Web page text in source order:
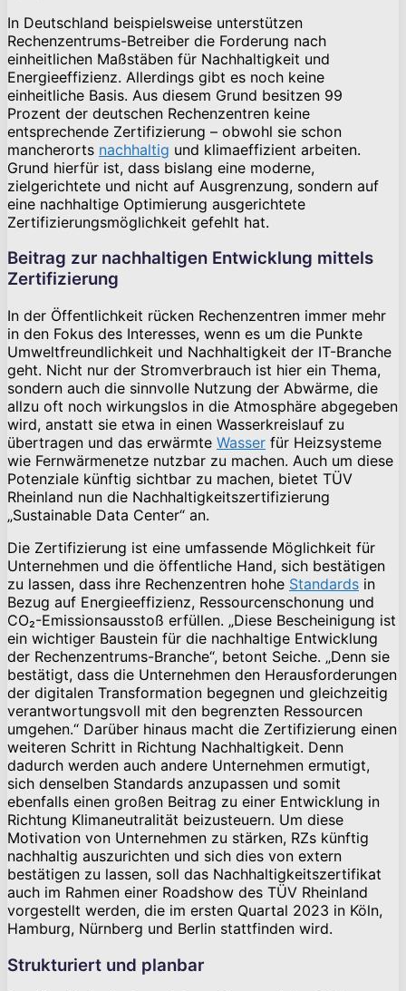
In Deutschland beispielsweise unterstützen
Rechenzentrums-Betreiber die Forderung nach
einheitlichen Maßstäben für Nachhaltigkeit und
Energieeffizienz. Allerdings gibt es noch keine
einheitliche Basis. Aus diesem Grund besitzen 99
Prozent der deutschen Rechenzentren keine
entsprechende Zertifizierung – obwohl sie schon
mancherorts nachhaltig und klimaeffizient arbeiten.
Grund hierfür ist, dass bislang eine moderne,
zielgerichtete und nicht auf Ausgrenzung, sondern auf
eine nachhaltige Optimierung ausgerichtete
Zertifizierungsmöglichkeit gefehlt hat.
Beitrag zur nachhaltigen Entwicklung mittels
Zertifizierung
In der Öffentlichkeit rücken Rechenzentren immer mehr
in den Fokus des Interesses, wenn es um die Punkte
Umweltfreundlichkeit und Nachhaltigkeit der IT-Branche
geht. Nicht nur der Stromverbrauch ist hier ein Thema,
sondern auch die sinnvolle Nutzung der Abwärme, die
allzu oft noch wirkungslos in die Atmosphäre abgegeben
wird, anstatt sie etwa in einen Wasserkreislauf zu
übertragen und das erwärmte Wasser für Heizsysteme
wie Fernwärmenetze nutzbar zu machen. Auch um diese
Potenziale künftig sichtbar zu machen, bietet TÜV
Rheinland nun die Nachhaltigkeitszertifizierung
„Sustainable Data Center“ an.
Die Zertifizierung ist eine umfassende Möglichkeit für
Unternehmen und die öffentliche Hand, sich bestätigen
zu lassen, dass ihre Rechenzentren hohe Standards in
Bezug auf Energieeffizienz, Ressourcenschonung und
CO₂-Emissionsausstoß erfüllen. „Diese Bescheinigung ist
ein wichtiger Baustein für die nachhaltige Entwicklung
der Rechenzentrums-Branche“, betont Seiche. „Denn sie
bestätigt, dass die Unternehmen den Herausforderungen
der digitalen Transformation begegnen und gleichzeitig
verantwortungsvoll mit den begrenzten Ressourcen
umgehen.“ Darüber hinaus macht die Zertifizierung einen
weiteren Schritt in Richtung Nachhaltigkeit. Denn
dadurch werden auch andere Unternehmen ermutigt,
sich denselben Standards anzupassen und somit
ebenfalls einen großen Beitrag zu einer Entwicklung in
Richtung Klimaneutralität beizusteuern. Um diese
Motivation von Unternehmen zu stärken, RZs künftig
nachhaltig auszurichten und sich dies von extern
bestätigen zu lassen, soll das Nachhaltigkeitszertifikat
auch im Rahmen einer Roadshow des TÜV Rheinland
vorgestellt werden, die im ersten Quartal 2023 in Köln,
Hamburg, Nürnberg und Berlin stattfinden wird.
Strukturiert und planbar